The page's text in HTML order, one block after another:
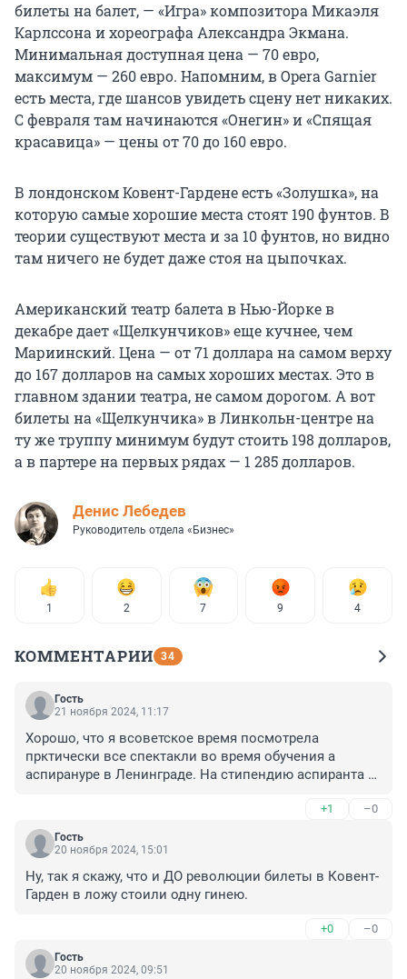
билеты на балет, — «Игра» композитора Микаэля
Карлссона и хореографа Александра Экмана.
Минимальная доступная цена — 70 евро,
максимум — 260 евро. Напомним, в Opera Garnier
есть места, где шансов увидеть сцену нет никаких.
С февраля там начинаются «Онегин» и «Спящая
красавица» — цены от 70 до 160 евро.
В лондонском Ковент-Гардене есть «Золушка», на
которую самые хорошие места стоят 190 фунтов. В
теории существуют места и за 10 фунтов, но видно
там ничего не будет даже стоя на цыпочках.
Американский театр балета в Нью-Йорке в
декабре дает «Щелкунчиков» еще кучнее, чем
Мариинский. Цена — от 71 доллара на самом верху
до 167 долларов на самых хороших местах. Это в
главном здании театра, не самом дорогом. А вот
билеты на «Щелкунчика» в Линкольн-центре на
ту же труппу минимум будут стоить 198 долларов,
а в партере на первых рядах — 1 285 долларов.
Денис Лебедев
Руководитель отдела «Бизнес»
1 2 7 9 4
КОММЕНТАРИИ 34
Гость
21 ноября 2024, 11:17
Хорошо, что я всоветское время посмотрела
прктически все спектакли во время обучения а
аспирануре в Ленинграде. На стипендию аспиранта
+1 –0
Гость
20 ноября 2024, 15:01
Ну, так я скажу, что и ДО революции билеты в Ковент-
Гарден в ложу стоили одну гинею.
+0 –0
Гость
20 ноября 2024, 09:51